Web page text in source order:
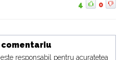
4 0
responsabil pentru acuratetea